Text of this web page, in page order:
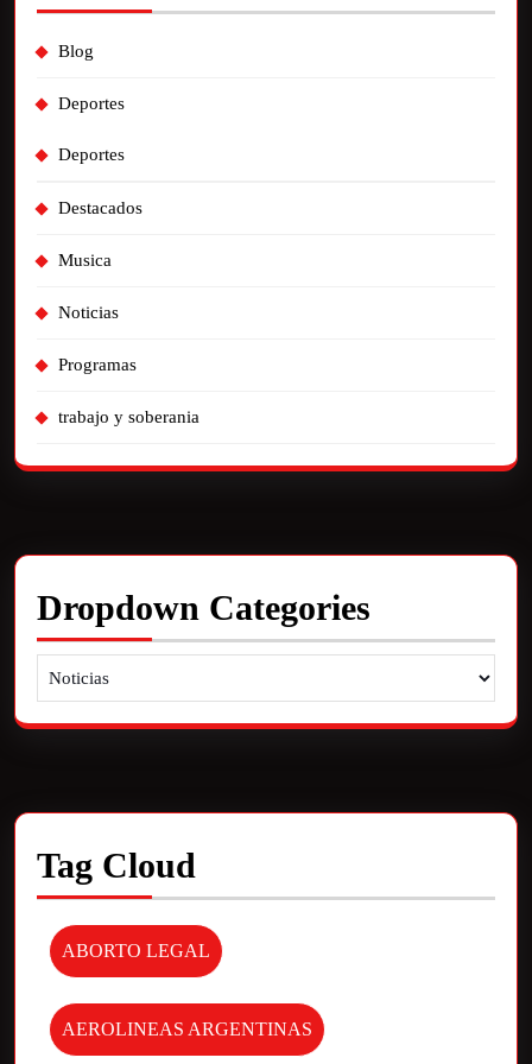
Blog
Deportes
Deportes
Destacados
Musica
Noticias
Programas
trabajo y soberania
Dropdown Categories
Tag Cloud
ABORTO LEGAL
AEROLINEAS ARGENTINAS